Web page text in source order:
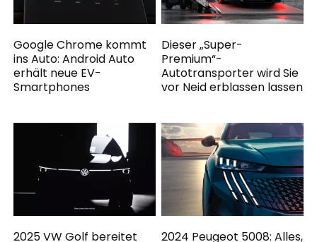
Google Chrome kommt
ins Auto: Android Auto
erhält neue EV-
Smartphones
Dieser „Super-
Premium“-
Autotransporter wird Sie
vor Neid erblassen lassen
2025 VW Golf bereitet
2024 Peugeot 5008: Alles,